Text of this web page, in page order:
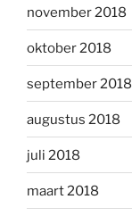
november 2018
oktober 2018
september 2018
augustus 2018
juli 2018
maart 2018